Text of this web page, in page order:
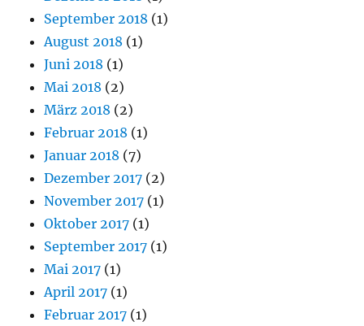
September 2018 (1)
August 2018 (1)
Juni 2018 (1)
Mai 2018 (2)
März 2018 (2)
Februar 2018 (1)
Januar 2018 (7)
Dezember 2017 (2)
November 2017 (1)
Oktober 2017 (1)
September 2017 (1)
Mai 2017 (1)
April 2017 (1)
Februar 2017 (1)